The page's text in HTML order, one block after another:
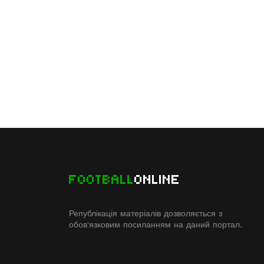
FOOTBALLONLINE
Републікація матеріалів дозволяється з
обов'язковим посиланням на даний портал.